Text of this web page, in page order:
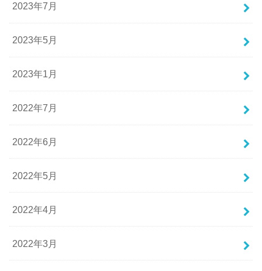
2023年7月
2023年5月
2023年1月
2022年7月
2022年6月
2022年5月
2022年4月
2022年3月